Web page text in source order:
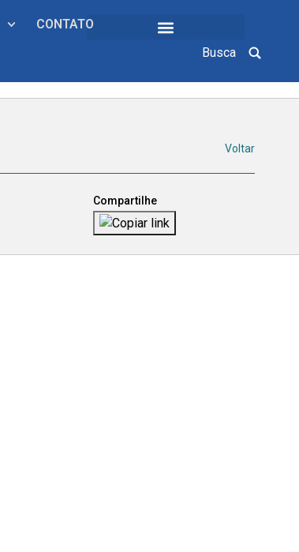
CONTATO
Busca
Voltar
Compartilhe